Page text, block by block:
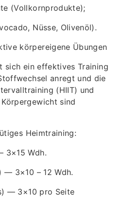
(Vollkornprodukte);
Nüsse, Olivenöl).
körpereigene Übungen
sich ein effektives Training
anregt und die
(HIIT) und
sind
Heimtraining:
3×15 Wdh.
— 3×10 – 12 Wdh.
— 3×10 pro Seite